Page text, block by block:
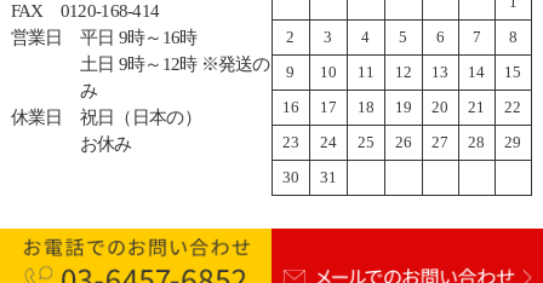
FAX
0120-168-414
営業日
平日 9時～16時
土日 9時～12時 ※発送の
み
休業日
祝日（日本の）
お休み
2 3 4 5 6 7 8
9 10 11 12 13 14 15
16 17 18 19 20 21 22
23 24 25 26 27 28 29
30 31